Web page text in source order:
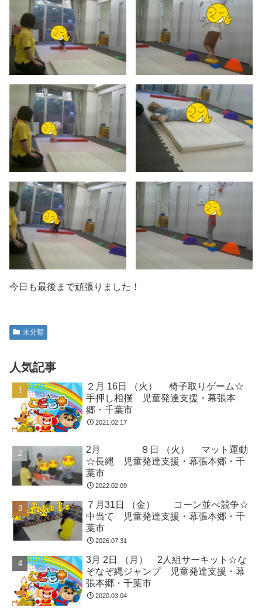
今日も最後まで頑張りました！
未分類
人気記事
２月 16日 （火） 椅子取りゲーム☆
手押し相撲 児童発達支援・幕張本
郷・千葉市
2021.02.17
2月 ８日 （火） マット運動
☆長縄 児童発達支援・幕張本郷・千
葉市
2022.02.09
７月31日 （金） コーン並べ競争☆
中当て 児童発達支援・幕張本郷・千
葉市
2026.07.31
3月 2日 （月） 2人組サーキット☆な
ぞなぞ縄ジャンプ 児童発達支援・幕
張本郷・千葉市
2020.03.04